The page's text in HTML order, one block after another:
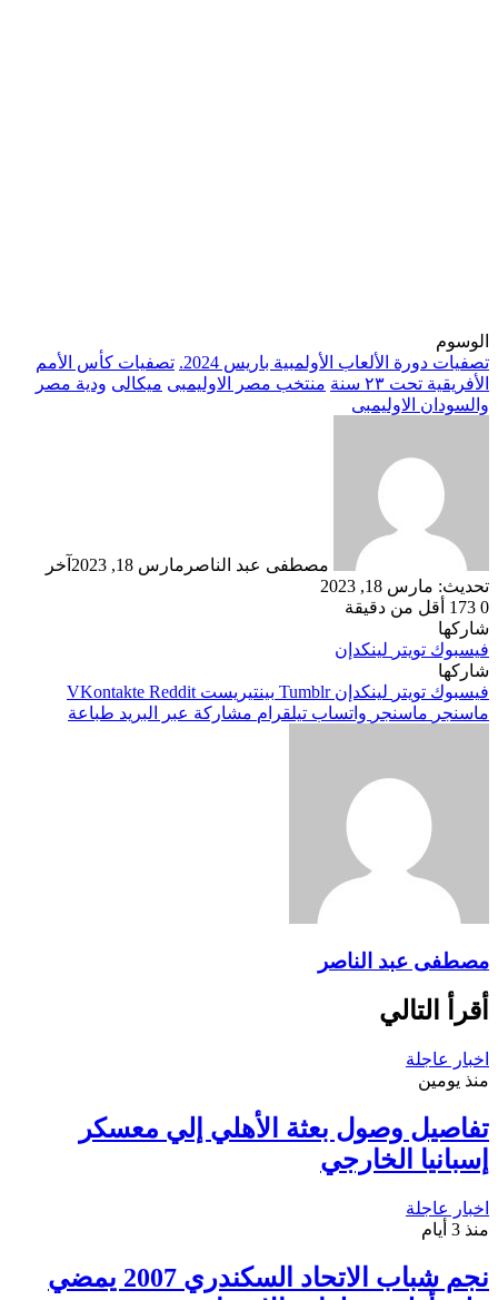
الوسوم
تصفيات دورة الألعاب الأولمبية باريس 2024.
تصفيات كأس الأمم
الأفريقية تحت ٢٣ سنة
منتخب مصر الاوليمبى ميكالى ودية مصر
والسودان الاوليمبى
مصطفى عبد الناصر مارس 18, 2023
آخر
تحديث: مارس 18, 2023
0
أقل من دقيقة
شاركها
فيسبوك تويتر لينكدإن
شاركها
فيسبوك تويتر لينكدإن بينتيريست
ماسنجر ماسنجر واتساب تيلقرام مشاركة عبر البريد طباعة
مصطفى عبد الناصر
أقرأ التالي
اخبار عاجلة
منذ يومين
تفاصيل وصول بعثة الأهلي إلي معسكر
إسبانيا الخارجي
اخبار عاجلة
منذ 3 أيام
نجم شباب الاتحاد السكندري 2007 يمضي